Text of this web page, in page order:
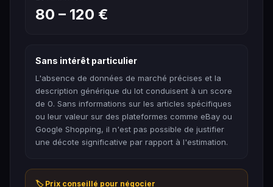
80 – 120 €
Sans intérêt particulier
L'absence de données de marché précises et la
description générique du lot conduisent à un score
de 0. Sans informations sur les articles spécifiques
ou leur valeur sur des plateformes comme eBay ou
Google Shopping, il n'est pas possible de justifier
une décote significative par rapport à l'estimation.
🏷️ Prix conseillé pour négocier